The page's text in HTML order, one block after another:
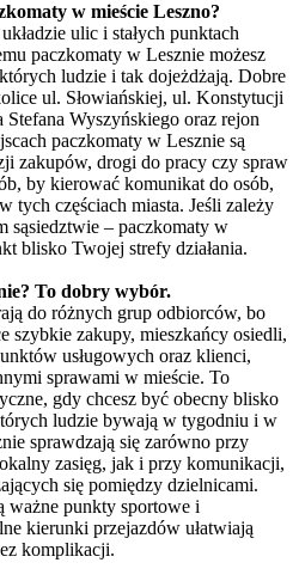
w mieście Leszno?
ulic i stałych punktach
paczkomaty w Lesznie możesz
ludzie i tak dojeżdżają. Dobre
ul. Słowiańskiej, ul. Konstytucji
Wyszyńskiego oraz rejon
paczkomaty w Lesznie są
zakupów, drogi do pracy czy spraw
by kierować komunikat do osób,
tych częściach miasta. Jeśli zależy
sąsiedztwie – paczkomaty w
blisko Twojej strefy działania.
To dobry wybór.
do różnych grup odbiorców, bo
szybkie zakupy, mieszkańcy osiedli,
usługowych oraz klienci,
sprawami w mieście. To
gdy chcesz być obecny blisko
ludzie bywają w tygodniu i w
sprawdzają się zarówno przy
zasięg, jak i przy komunikacji,
się pomiędzy dzielnicami.
ważne punkty sportowe i
kierunki przejazdów ułatwiają
komplikacji.